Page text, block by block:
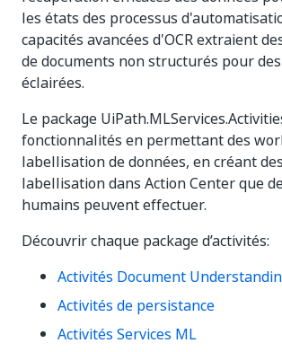
les états des processus
capacités avancées d'OCR extraient
de documents non structurés pour
éclairées.
Le package
fonctionnalités en permettant des
labellisation de données, en créant
labellisation dans Action Center que
humains peuvent effectuer.
Découvrir chaque package d’activités:
Activités Document
Activités de persistance
Activités Services ML